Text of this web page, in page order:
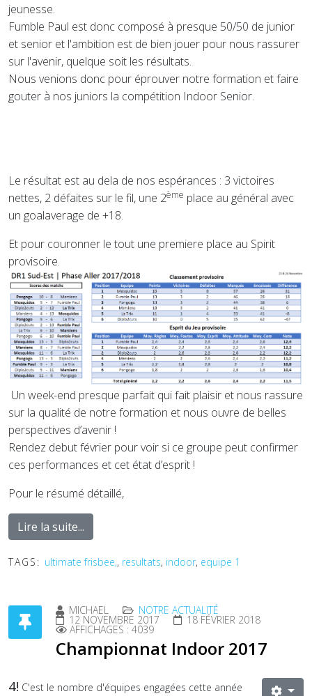
jeunesse.
Fumble Paul est donc composé à presque 50/50 de junior
et senior et l'ambition est de bien jouer pour nous rassurer
sur l'avenir, quelque soit les résultats.
Nous venions donc pour éprouver notre formation et faire
gouter à nos juniors la compétition Indoor Senior.
Le résultat est au dela de nos espérances : 3 victoires
nettes, 2 défaites sur le fil, une 2ème place au général avec
un goalaverage de +18.
Et pour couronner le tout une premiere place au Spirit
provisoire.
Un week-end presque parfait qui fait plaisir et nous rassure
sur la qualité de notre formation et nous ouvre de belles
perspectives d’avenir !
Rendez debut février pour voir si ce groupe peut confirmer
ces performances et cet état d’esprit !
Pour le résumé détaillé,
Lire la suite...
TAGS: ultimate frisbee,, resultats, indoor, equipe 1
MICHAEL NOTRE ACTUALITÉ
12 NOVEMBRE 2017 18 FÉVRIER 2018
AFFICHAGES : 4039
Championnat Indoor 2017
4! C'est le nombre d'équipes engagées cette année